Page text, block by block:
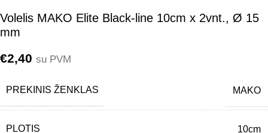
Volelis MAKO Elite Black-line 10cm x 2vnt., Ø 15
mm
€2,40 su PVM
PREKINIS ŽENKLAS MAKO
PLOTIS 10cm